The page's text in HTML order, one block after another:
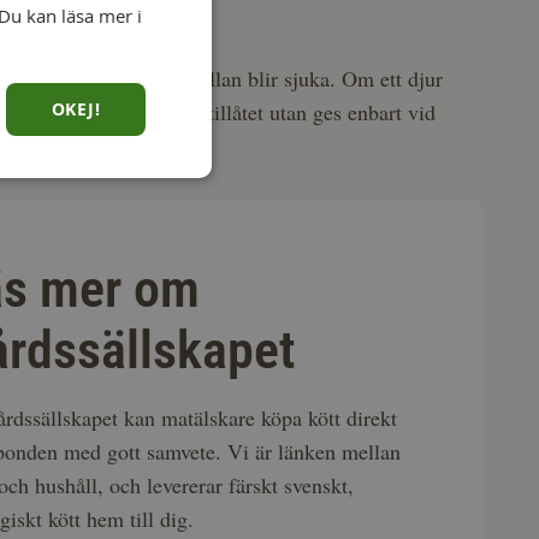
även till att de mer sällan blir sjuka. Om ett djur
medicinering är inte tillåtet utan ges enbart vid
i en lugnare takt.
mer om
kan matälskare köpa kött direkt
med gott samvete. Vi är länken mellan
hushåll, och levererar färskt svenskt,
kött hem till dig.
kan läsa mer i
OKEJ!